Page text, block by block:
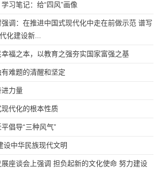
习笔记：给“四风”画像
调：在推进中国式现代化中走在前做示范 谱写
化建设新...
福之本，以教育之强夯实国家富强之基
难题的清醒和坚定
进力量
代化的根本性质
倡导“三种风气”
设中华民族现代文明
座谈会上强调 担负起新的文化使命 努力建设